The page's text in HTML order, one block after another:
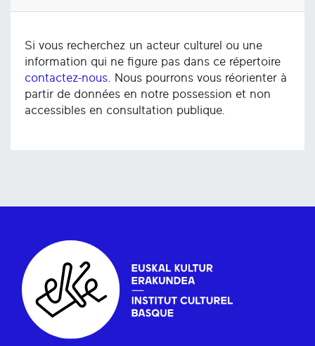
Si vous recherchez un acteur culturel ou une
information qui ne figure pas dans ce répertoire
contactez-nous . Nous pourrons vous réorienter à
partir de données en notre possession et non
accessibles en consultation publique.